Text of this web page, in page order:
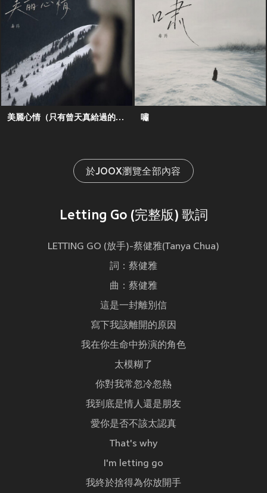
美麗心情（只有曾天真給過的心） 嘯
於JOOX瀏覽全部內容
Letting Go (完整版) 歌詞
LETTING GO (放手)-蔡健雅(Tanya Chua)
詞：蔡健雅
曲：蔡健雅
這是一封離別信
寫下我該離開的原因
我在你生命中扮演的角色
太模糊了
你對我常忽冷忽熱
我到底是情人還是朋友
愛你是否不該太認真
That's why
I'm letting go
我終於捨得為你放開手